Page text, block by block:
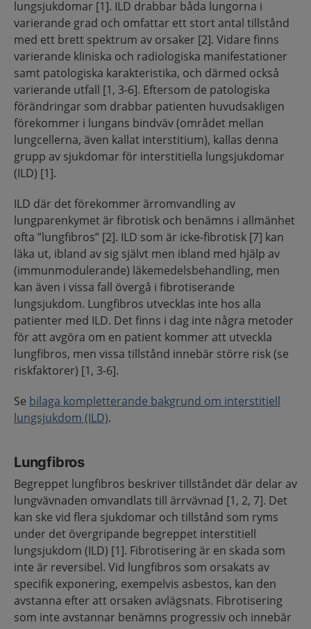
lungsjukdomar [1]. ILD drabbar båda lungorna i
varierande grad och omfattar ett stort antal tillstånd
med ett brett spektrum av orsaker [2]. Vidare finns
varierande kliniska och radiologiska manifestationer
samt patologiska karakteristika, och därmed också
varierande utfall [1, 3-6]. Eftersom de patologiska
förändringar som drabbar patienten huvudsakligen
förekommer i lungans bindväv (området mellan
lungcellerna, även kallat interstitium), kallas denna
grupp av sjukdomar för interstitiella lungsjukdomar
(ILD) [1].
ILD där det förekommer ärromvandling av
lungparenkymet är fibrotisk och benämns i allmänhet
ofta ”lungfibros” [2]. ILD som är icke-fibrotisk [7] kan
läka ut, ibland av sig självt men ibland med hjälp av
(immunmodulerande) läkemedelsbehandling, men
kan även i vissa fall övergå i fibrotiserande
lungsjukdom. Lungfibros utvecklas inte hos alla
patienter med ILD. Det finns i dag inte några metoder
för att avgöra om en patient kommer att utveckla
lungfibros, men vissa tillstånd innebär större risk (se
riskfaktorer) [1, 3-6].
Se bilaga kompletterande bakgrund om interstitiell
lungsjukdom (ILD).
Lungfibros
Begreppet lungfibros beskriver tillståndet där delar av
lungvävnaden omvandlats till ärrvävnad [1, 2, 7]. Det
kan ske vid flera sjukdomar och tillstånd som ryms
under det övergripande begreppet interstitiell
lungsjukdom (ILD) [1]. Fibrotisering är en skada som
inte är reversibel. Vid lungfibros som orsakats av
specifik exponering, exempelvis asbestos, kan den
avstanna efter att orsaken avlägsnats. Fibrotisering
som inte avstannar benämns progressiv och innebär